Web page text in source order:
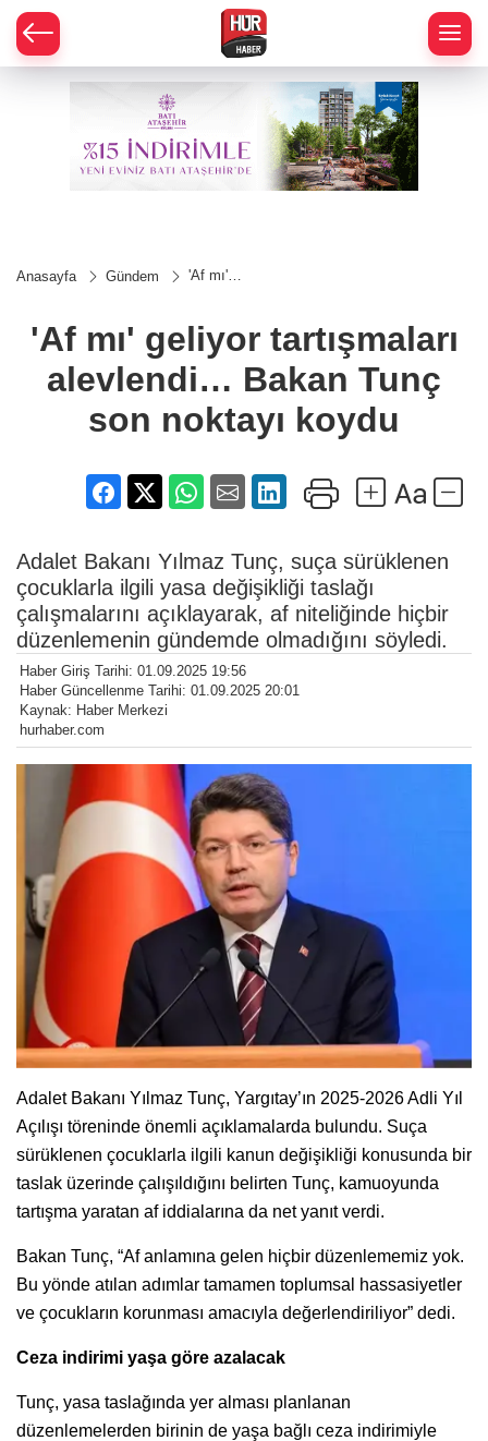
Anasayfa Gündem
'Af mı'
alevlendi…
Bakan
Tunç son
noktayı
koydu
'Af mı' geliyor tartışmaları
alevlendi… Bakan Tunç
son noktayı koydu
Adalet Bakanı Yılmaz Tunç, suça sürüklenen
çocuklarla ilgili yasa değişikliği taslağı
çalışmalarını açıklayarak, af niteliğinde hiçbir
düzenlemenin gündemde olmadığını söyledi.
Haber Giriş Tarihi: 01.09.2025 19:56
Haber Güncellenme Tarihi: 01.09.2025 20:01
Kaynak: Haber Merkezi
hurhaber.com
Adalet Bakanı Yılmaz Tunç, Yargıtay’ın 2025-2026 Adli Yıl
Açılışı töreninde önemli açıklamalarda bulundu. Suça
sürüklenen çocuklarla ilgili kanun değişikliği konusunda bir
taslak üzerinde çalışıldığını belirten Tunç, kamuoyunda
tartışma yaratan af iddialarına da net yanıt verdi.
Bakan Tunç, “Af anlamına gelen hiçbir düzenlememiz yok.
Bu yönde atılan adımlar tamamen toplumsal hassasiyetler
ve çocukların korunması amacıyla değerlendiriliyor” dedi.
Ceza indirimi yaşa göre azalacak
Tunç, yasa taslağında yer alması planlanan
düzenlemelerden birinin de yaşa bağlı ceza indirimiyle